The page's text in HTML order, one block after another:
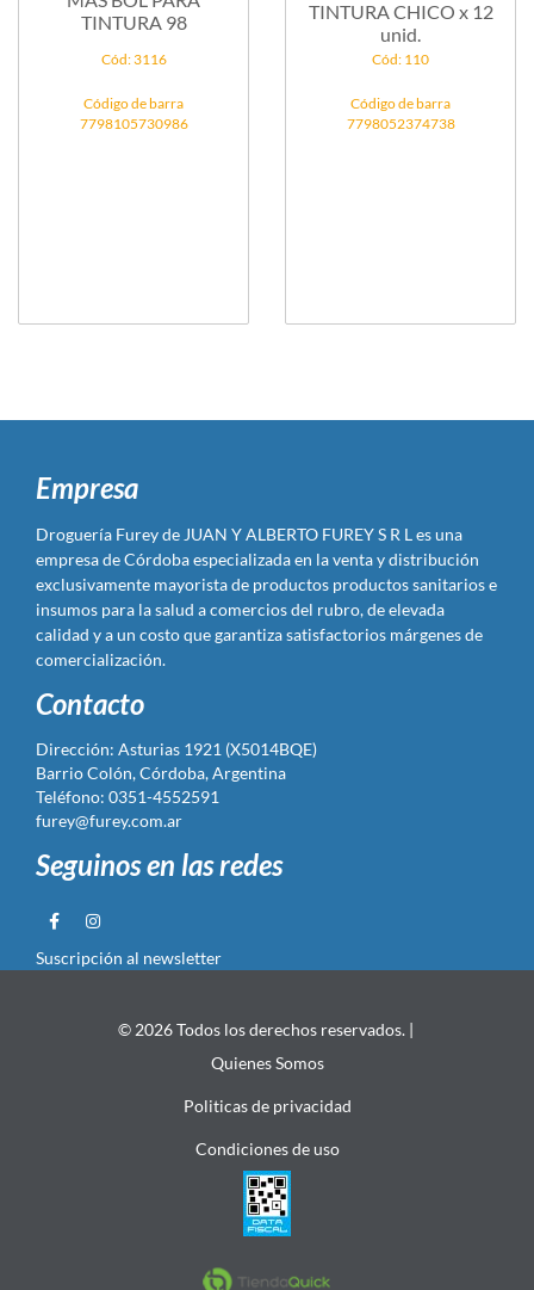
TINTURA 98
Cód: 3116
Código de barra
7798105730986
TINTURA CHICO x 12
unid.
Cód: 110
Código de barra
7798052374738
Empresa
Droguería Furey de JUAN Y ALBERTO FUREY S R L es una
empresa de Córdoba especializada en la venta y distribución
exclusivamente mayorista de productos productos sanitarios e
insumos para la salud a comercios del rubro, de elevada
calidad y a un costo que garantiza satisfactorios márgenes de
comercialización.
Contacto
Dirección: Asturias 1921 (X5014BQE)
Barrio Colón, Córdoba, Argentina
Teléfono: 0351-4552591
furey@furey.com.ar
Seguinos en las redes
Suscripción al newsletter
© 2026 Todos los derechos reservados. |
Quienes Somos
Politicas de privacidad
Condiciones de uso